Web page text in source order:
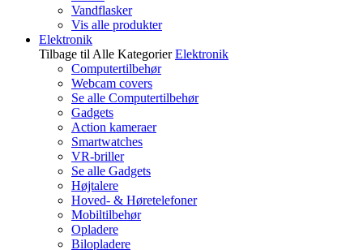
Vandflasker
Vis alle produkter
Elektronik
Tilbage til Alle Kategorier Elektronik
Computertilbehør
Webcam covers
Se alle Computertilbehør
Gadgets
Action kameraer
Smartwatches
VR-briller
Se alle Gadgets
Højtalere
Hoved- & Høretelefoner
Mobiltilbehør
Opladere
Bilopladere